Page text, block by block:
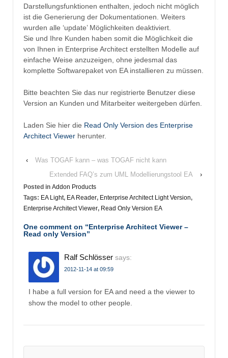
Darstellungsfunktionen enthalten, jedoch nicht möglich
ist die Generierung der Dokumentationen. Weiters
wurden alle ‘update’ Möglichkeiten deaktiviert.
Sie und Ihre Kunden haben somit die Möglichkeit die
von Ihnen in Enterprise Architect erstellten Modelle auf
einfache Weise anzuzeigen, ohne jedesmal das
komplette Softwarepaket von EA installieren zu müssen.
Bitte beachten Sie das nur registrierte Benutzer diese
Version an Kunden und Mitarbeiter weitergeben dürfen.
Laden Sie hier die Read Only Version des Enterprise
Architect Viewer herunter.
‹
Was TOGAF kann – was TOGAF nicht kann
Extended FAQ’s zum UML Modellierungstool EA
›
Posted in Addon Products
Tags: EA Light, EA Reader, Enterprise Architect Light Version,
Enterprise Architect Viewer, Read Only Version EA
One comment on “Enterprise Architect Viewer –
Read only Version”
Ralf Schlösser says:
2012-11-14 at 09:59
I habe a full version for EA and need a the viewer to
show the model to other people.